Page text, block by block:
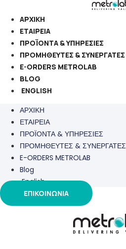
στο
περιεχόμενο
ΑΡΧΙΚΗ
ΕΤΑΙΡΕΙΑ
ΠΡΟΪΟΝΤΑ & ΥΠΗΡΕΣΙΕΣ
ΠΡΟΜΗΘΕΥΤΕΣ & ΣΥΝΕΡΓΑΤΕΣ
E-ORDERS METROLAB
BLOG
ENGLISH
ΑΡΧΙΚΗ
ΕΤΑΙΡΕΙΑ
ΠΡΟΪΟΝΤΑ & ΥΠΗΡΕΣΙΕΣ
ΠΡΟΜΗΘΕΥΤΕΣ & ΣΥΝΕΡΓΑΤΕΣ
E-ORDERS METROLAB
Blog
English
ΕΠΙΚΟΙΝΩΝΙΑ